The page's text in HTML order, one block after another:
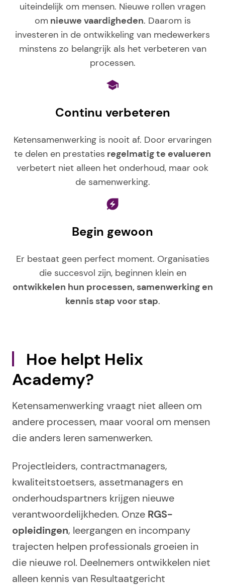
uiteindelijk om mensen. Nieuwe rollen vragen
om nieuwe vaardigheden. Daarom is
investeren in de ontwikkeling van medewerkers
minstens zo belangrijk als het verbeteren van
processen.
Continu verbeteren
Ketensamenwerking is nooit af. Door ervaringen
te delen en prestaties regelmatig te evalueren
verbetert niet alleen het onderhoud, maar ook
de samenwerking.
Begin gewoon
Er bestaat geen perfect moment. Organisaties
die succesvol zijn, beginnen klein en
ontwikkelen hun processen, samenwerking en
kennis stap voor stap.
Hoe helpt Helix
Academy?
Ketensamenwerking vraagt niet alleen om
andere processen, maar vooral om mensen
die anders leren samenwerken.
Projectleiders, contractmanagers,
kwaliteitstoetsers, assetmanagers en
onderhoudspartners krijgen nieuwe
verantwoordelijkheden. Onze RGS-
opleidingen, leergangen en incompany
trajecten helpen professionals groeien in
die nieuwe rol. Deelnemers ontwikkelen niet
alleen kennis van Resultaatgericht